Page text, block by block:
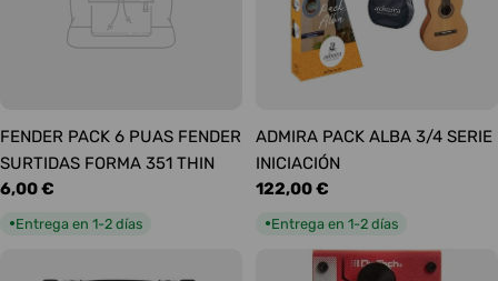
FENDER PACK 6 PUAS FENDER
SURTIDAS FORMA 351 THIN
Precio
6,00 €
●Entrega en 1-2 días
ADMIRA PACK ALBA 3/4 SERIE
INICIACIÓN
Precio
122,00 €
●Entrega en 1-2 días